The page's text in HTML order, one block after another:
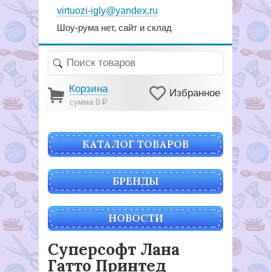
virtuozi-igly@yandex.ru
Шоу-рума нет, сайт и склад
Корзина
сумма 0Р
Избранное
КАТАЛОГ ТОВАРОВ
БРЕНДЫ
НОВОСТИ
Суперсофт Лана
Гатто Принтед